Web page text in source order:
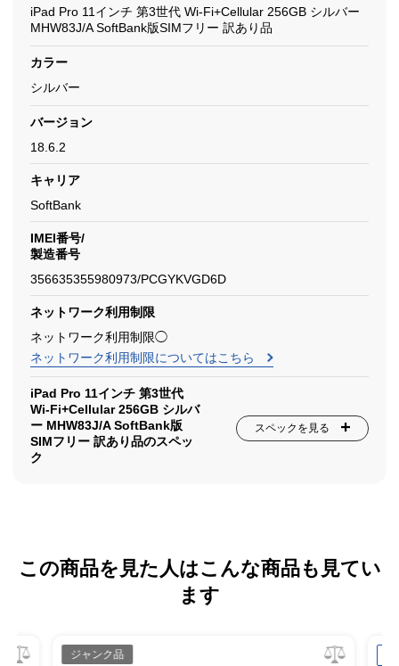
iPad Pro 11インチ 第3世代 Wi-Fi+Cellular 256GB シルバー
MHW83J/A SoftBank版SIMフリー 訳あり品
カラー
シルバー
バージョン
18.6.2
キャリア
SoftBank
IMEI番号/
製造番号
356635355980973/PCGYKVGD6D
ネットワーク利用制限
ネットワーク利用制限◯
ネットワーク利用制限についてはこちら
iPad Pro 11インチ 第3世代
Wi-Fi+Cellular 256GB シルバ
ー MHW83J/A SoftBank版
SIMフリー 訳あり品のスペッ
ク
スペックを見る
この商品を見た人はこんな商品も見てい
ます
ジャンク品